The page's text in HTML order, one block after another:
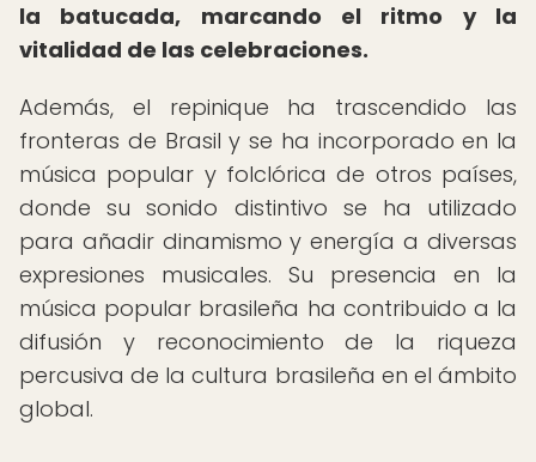
la batucada, marcando el ritmo y la
vitalidad de las celebraciones.
Además, el repinique ha trascendido las
fronteras de Brasil y se ha incorporado en la
música popular y folclórica de otros países,
donde su sonido distintivo se ha utilizado
para añadir dinamismo y energía a diversas
expresiones musicales. Su presencia en la
música popular brasileña ha contribuido a la
difusión y reconocimiento de la riqueza
percusiva de la cultura brasileña en el ámbito
global.